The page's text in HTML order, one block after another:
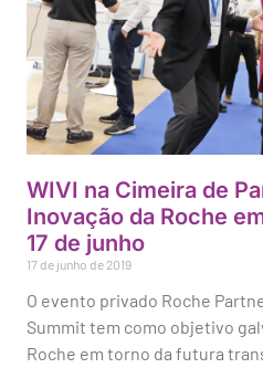
WIVI na Cimeira de
Inovação da Roche
17 de junho
17 de junho de 2019
O evento privado Roche
Summit tem como objetivo
Roche em torno da futura